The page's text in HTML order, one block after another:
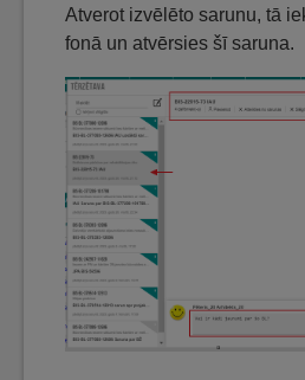
Atverot izvēlēto sarunu, tā
fonā un atvērsies šī saruna.